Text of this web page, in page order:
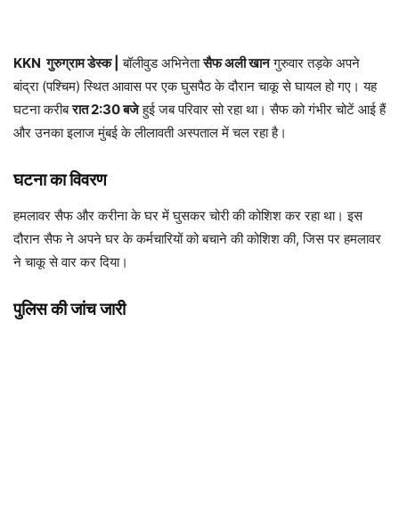
KKN गुरुग्राम डेस्क | बॉलीवुड अभिनेतासैफ अली खानगुरुवार तड़के अपने
बांद्रा (पश्चिम) स्थित आवास पर एक घुसपैठ के दौरान चाकू से घायल हो गए। यह
घटना करीबरात 2:30 बजेहुई जब परिवार सो रहा था। सैफ को गंभीर चोटें आई हैं
और उनका इलाज मुंबई के लीलावती अस्पताल में चल रहा है।
घटना का विवरण
हमलावर सैफ और करीना के घर में घुसकर चोरी की कोशिश कर रहा था। इस
दौरान सैफ ने अपने घर के कर्मचारियों को बचाने की कोशिश की, जिस पर हमलावर
ने चाकू से वार कर दिया।
पुलिस की जांच जारी